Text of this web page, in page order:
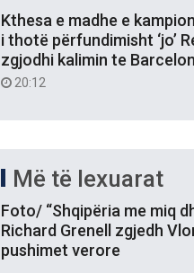
Kthesa e madhe e
i thotë përfundimisht ‘jo’
zgjodhi kalimin te
20:12
Më të lexuarat
Foto/ “Shqipëria me miq
Richard Grenell zgjedh
pushimet verore